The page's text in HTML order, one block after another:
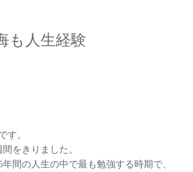
も人生経験
す。
をきりました。
間の人生の中で最も勉強する時期で、